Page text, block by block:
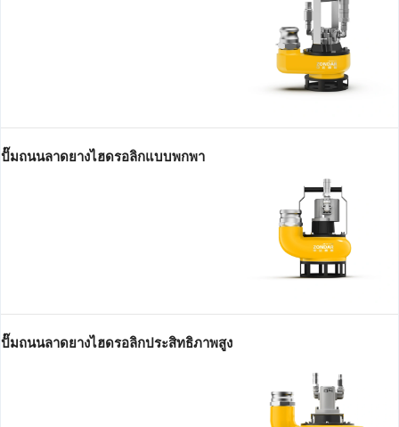
ปั๊มถนนลาดยางไฮดรอลิกแบบพกพา
ปั๊มถนนลาดยางไฮดรอลิกประสิทธิภาพสูง